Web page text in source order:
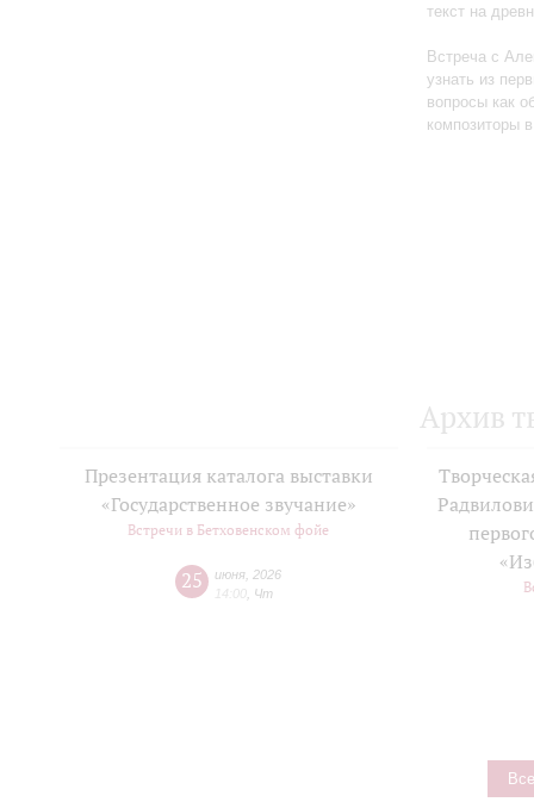
текст на
Встреча с
узнать из
вопросы как
композиторы
Архив
Презентация каталога выставки
«Государственное звучание»
Встречи в Бетховенском фойе
25 июня 2026
14:00 Чт